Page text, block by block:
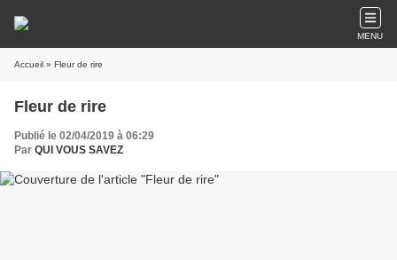
MENU
Accueil » Fleur de rire
Fleur de rire
Publié le 02/04/2019 à 06:29
Par QUI VOUS SAVEZ